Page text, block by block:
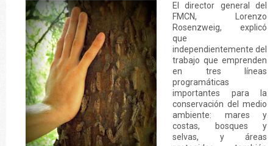
El director general del
FMCN, Lorenzo
Rosenzweig, explicó
que
independientemente del
trabajo que emprenden
en tres líneas
programáticas
importantes para la
conservación del medio
ambiente: mares y
costas, bosques y
selvas, y áreas